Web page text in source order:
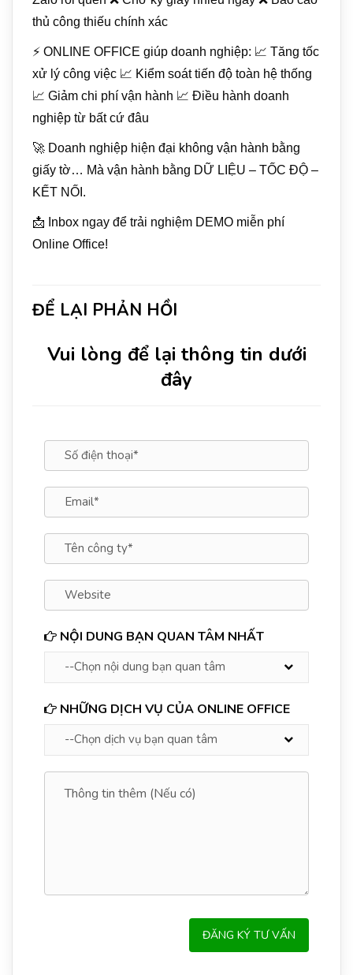
thủ công thiếu chính xác
⚡ ONLINE OFFICE giúp doanh nghiệp: 📈 Tăng tốc
xử lý công việc 📈 Kiểm soát tiến độ toàn hệ thống
📈 Giảm chi phí vận hành 📈 Điều hành doanh
nghiệp từ bất cứ đâu
🚀 Doanh nghiệp hiện đại không vận hành bằng
giấy tờ… Mà vận hành bằng DỮ LIỆU – TỐC ĐỘ –
KẾT NỐI.
📩 Inbox ngay để trải nghiệm DEMO miễn phí
Online Office!
ĐỂ LẠI PHẢN HỒI
Vui lòng để lại thông tin dưới
đây
NỘI DUNG BẠN QUAN TÂM NHẤT
NHỮNG DỊCH VỤ CỦA ONLINE OFFICE